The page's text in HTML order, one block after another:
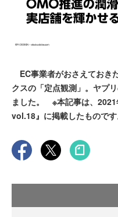
EC事業者がおさえておき
クスの「定点観測」。ヤプ
ました。 ※本記事は、
vol.18』に掲載したものです